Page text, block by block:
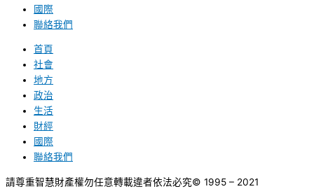
國際
聯絡我們
首頁
社會
地方
政治
生活
財經
國際
聯絡我們
請尊重智慧財產權勿任意轉載違者依法必究© 1995 – 2021